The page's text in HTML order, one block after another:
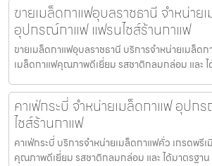
ขายเมล็ดกาแฟอุบลราชธานี จำหน่าย
อุปกรณ์กาแฟ แฟรนไชส์ร้านกาแฟ
ขายเมล็ดกาแฟอุบลราชธานี บริการจำหน่ายเมล็ด
เมล็ดกาแฟคุณภาพดีเยี่ยม รสชาติกลมกล่อม และ ไ
คาเฟ่กระบี่ จำหน่ายเมล็ดกาแฟ อุปก
ไชส์ร้านกาแฟ
คาเฟ่กระบี่ บริการจำหน่ายเมล็ดกาแฟคั่ว เกรดพรี
คุณภาพดีเยี่ยม รสชาติกลมกล่อม และ ได้มาตรฐา